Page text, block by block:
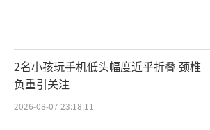
2名小孩玩手机低头幅度近乎折叠 颈椎
负重引关注
2026-08-07 23:18:11